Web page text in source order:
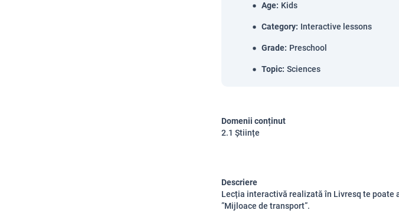
Age: Kids
Category: Interactive lessons
Grade: Preschool
Topic: Sciences
Domenii conținut
2.1 Științe
Descriere
Lecția interactivă realizată în Livresq te poate
”Mijloace de transport”.